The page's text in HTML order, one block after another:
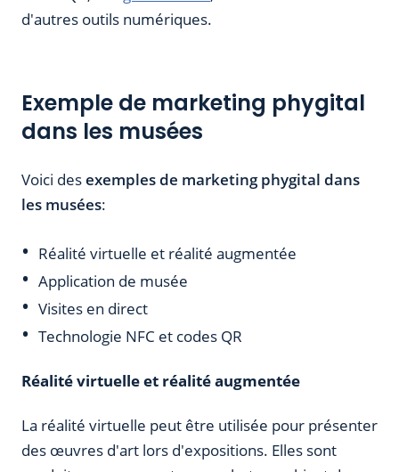
d'autres outils numériques.
Exemple de marketing phygital
dans les musées
Voici desexemples de marketing phygital dans
les musées:
Réalité virtuelle et réalité augmentée
Application de musée
Visites en direct
Technologie NFC et codes QR
Réalité virtuelle et réalité augmentée
La réalité virtuelle peut être utilisée pour présenter
des œuvres d'art lors d'expositions. Elles sont